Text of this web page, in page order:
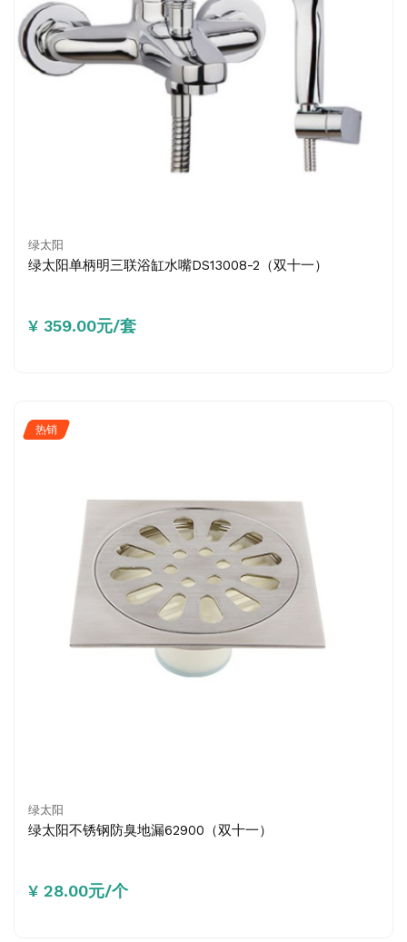
绿太阳
绿太阳单柄明三联浴缸水嘴DS13008-2（双十一）
¥ 359.00元/套
热销
绿太阳
绿太阳不锈钢防臭地漏62900（双十一）
¥ 28.00元/个